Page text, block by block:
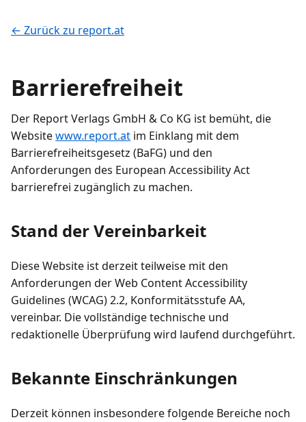
← Zurück zu report.at
Barrierefreiheit
Der Report Verlags GmbH & Co KG ist bemüht, die
Websitewww.report.at im Einklang mit dem
Barrierefreiheitsgesetz (BaFG) und den
Anforderungen des European Accessibility Act
barrierefrei zugänglich zu machen.
Stand der Vereinbarkeit
Diese Website ist derzeit teilweise mit den
Anforderungen der Web Content Accessibility
Guidelines (WCAG) 2.2, Konformitätsstufe AA,
vereinbar. Die vollständige technische und
redaktionelle Überprüfung wird laufend durchgeführt.
Bekannte Einschränkungen
Derzeit können insbesondere folgende Bereiche noch